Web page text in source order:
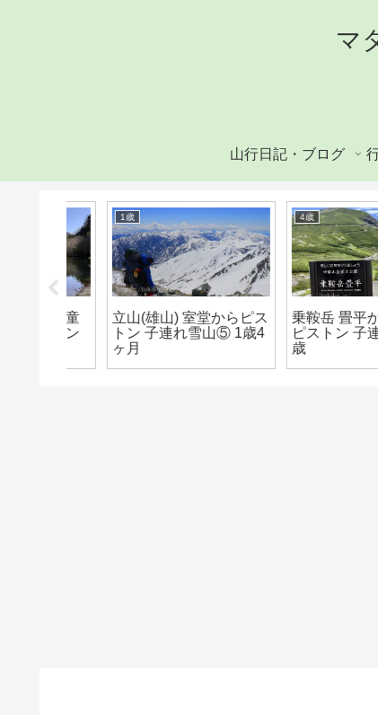
マ
山行日記・ブログ
1歳
立山(雄山) 室堂からピス
トン 子連れ雪山⑤ 1歳4
乗鞍岳 畳平から剣
ピストン 子連れ登